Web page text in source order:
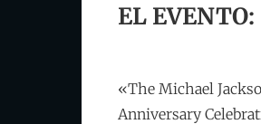
EL EVENTO:
«The Michael
Anniversary